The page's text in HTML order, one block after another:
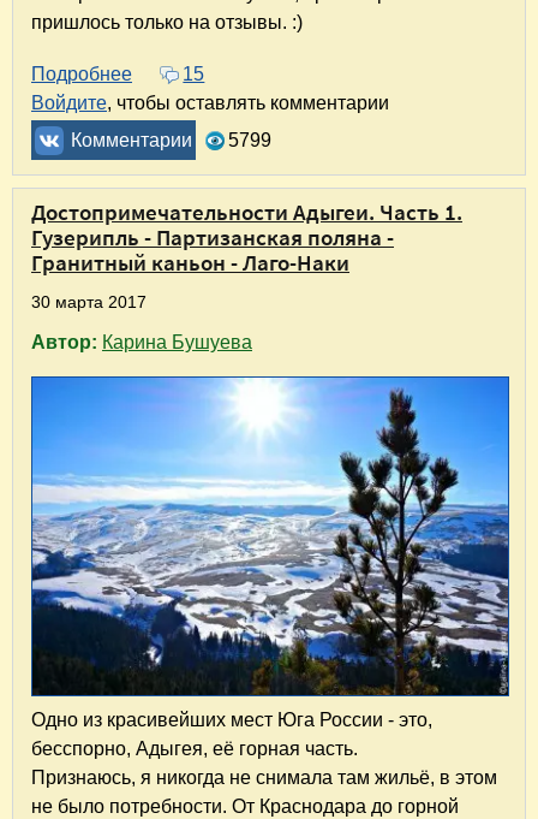
пришлось только на отзывы. :)
Подробнее о Отель "Парк Хаджох" в
15
Войдите, чтобы оставлять комментарии
Комментарии
5799
Достопримечательности Адыгеи. Часть 1.
Гузерипль - Партизанская поляна -
Гранитный каньон - Лаго-Наки
30 марта 2017
Автор: Карина Бушуева
Одно из красивейших мест Юга России - это,
бесспорно, Адыгея, её горная часть.
Признаюсь, я никогда не снимала там жильё, в этом
не было потребности. От Краснодара до горной